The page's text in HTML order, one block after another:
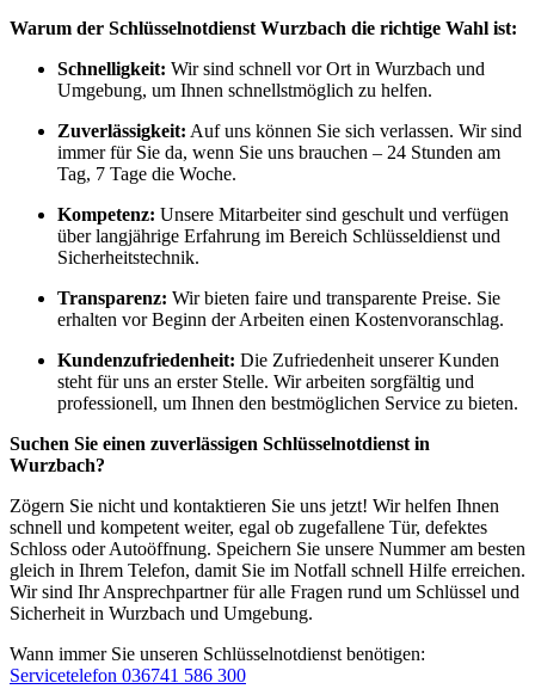
Warum der Schlüsselnotdienst Wurzbach die richtige Wahl ist:
Schnelligkeit: Wir sind schnell vor Ort in Wurzbach und
Umgebung, um Ihnen schnellstmöglich zu helfen.
Zuverlässigkeit: Auf uns können Sie sich verlassen. Wir sind
immer für Sie da, wenn Sie uns brauchen – 24 Stunden am
Tag, 7 Tage die Woche.
Kompetenz: Unsere Mitarbeiter sind geschult und verfügen
über langjährige Erfahrung im Bereich Schlüsseldienst und
Sicherheitstechnik.
Transparenz: Wir bieten faire und transparente Preise. Sie
erhalten vor Beginn der Arbeiten einen Kostenvoranschlag.
Kundenzufriedenheit: Die Zufriedenheit unserer Kunden
steht für uns an erster Stelle. Wir arbeiten sorgfältig und
professionell, um Ihnen den bestmöglichen Service zu bieten.
Suchen Sie einen zuverlässigen Schlüsselnotdienst in
Wurzbach?
Zögern Sie nicht und kontaktieren Sie uns jetzt! Wir helfen Ihnen
schnell und kompetent weiter, egal ob zugefallene Tür, defektes
Schloss oder Autoöffnung. Speichern Sie unsere Nummer am besten
gleich in Ihrem Telefon, damit Sie im Notfall schnell Hilfe erreichen.
Wir sind Ihr Ansprechpartner für alle Fragen rund um Schlüssel und
Sicherheit in Wurzbach und Umgebung.
Wann immer Sie unseren Schlüsselnotdienst benötigen:
Servicetelefon 036741 586 300